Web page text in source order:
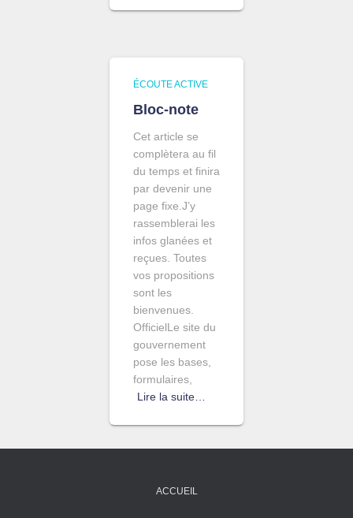
ÉCOUTE ACTIVE
Bloc-note
Cet article se
complètera au fil
du temps et finira
par devenir une
page fixe.J’y
rassemblerai les
infos glanées et
reçues. Toutes
vos propositions
sont les
bienvenues.
OfficielLe site du
gouvernement
pose les bases,
formulaires,
Lire la suite…
ACCUEIL